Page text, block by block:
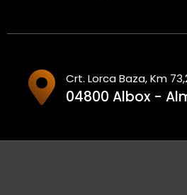
Crt. Lorca Baza, Km
04800 Albox -